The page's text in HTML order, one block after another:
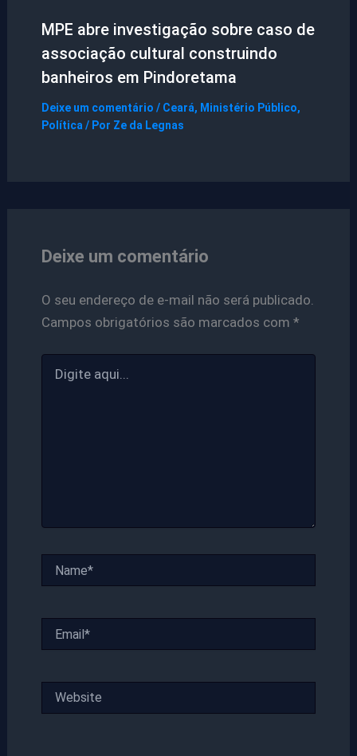
MPE abre investigação sobre caso de
associação cultural construindo
banheiros em Pindoretama
Deixe um comentário / Ceará, Ministério Público,
Política/ Por Ze da Legnas
Deixe um comentário
O seu endereço de e-mail não será publicado.
Campos obrigatórios são marcados com *
aqui...